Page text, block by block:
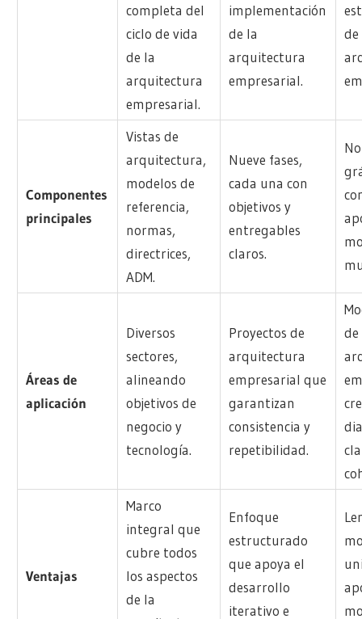
completa del
ciclo de vida
de la
arquitectura
empresarial.
implementación
de la
arquitectura
empresarial.
Componentes
principales
Vistas de
arquitectura,
modelos de
referencia,
normas,
directrices,
ADM.
Nueve fases,
cada una con
objetivos y
entregables
claros.
Áreas de
aplicación
Diversos
sectores,
alineando
objetivos de
negocio y
tecnología.
Proyectos de
arquitectura
empresarial que
garantizan
consistencia y
repetibilidad.
de
Ventajas
Marco
integral que
cubre todos
los aspectos
de la
Enfoque
estructurado
que apoya el
desarrollo
iterativo e